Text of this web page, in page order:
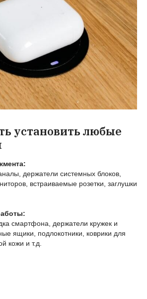
установить любые
держатели системных блоков,
встраиваемые розетки, заглушки
смартфона, держатели кружек и
ящики, подлокотники, коврики для
кожи и т.д.